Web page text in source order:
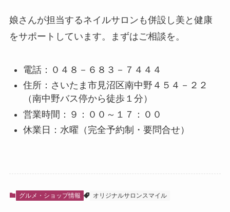
娘さんが担当するネイルサロンも併設し美と健康
をサポートしています。まずはご相談を。
電話：０４８－６８３－７４４４
住所：さいたま市見沼区南中野４５４－２２
（南中野バス停から徒歩１分）
営業時間：９：００～１７：００
休業日：水曜（完全予約制・要問合せ）
グルメ・ショップ情報 オリジナルサロンスマイル